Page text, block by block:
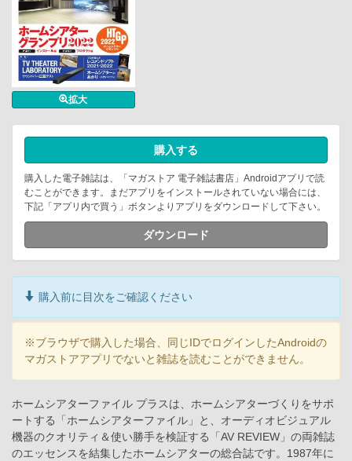
拡大
購入する
購入した電子雑誌は、「マガストア 電子雑誌書店」Androidアプリで読
むことができます。まだアプリをインストールされていない場合には、
下記「アプリ内で買う」ボタンよりアプリをダウンロードして下さい。
ダウンロード
購入前に目次をご確認ください
※ブラウザで購入した場合、同じIDでログインしたAndroidの
マガストアアプリでないと雑誌を読むことができません。
ホームシアターファイル プラスは、ホームシアターづくりをサポ
ートする「ホームシアターファイル」と、オーディオビジュアル
機器のクオリティ＆使い勝手を検証する「AV REVIEW」の両雑誌
のエッセンスを結集したホームシアターの総合誌です。1987年に